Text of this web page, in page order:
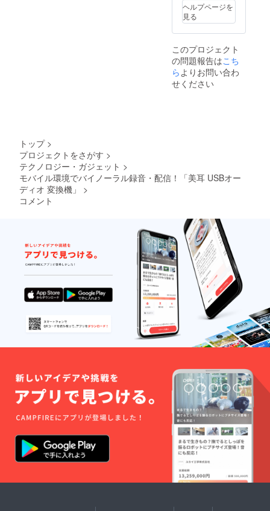
ヘルプページを
見る
このプロジェクト
の問題報告はこち
ら よりお問い合わ
せください
トップ >
プロジェクトをさがす >
テクノロジー・ガジェット >
モバイル環境でバイノーラル録音・配信！「美耳 USBオー
ディオ 変換機」
>
コメント